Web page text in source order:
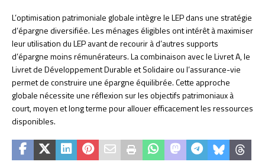
L’optimisation patrimoniale globale intègre le LEP dans une stratégie
d’épargne diversifiée. Les ménages éligibles ont intérêt à maximiser
leur utilisation du LEP avant de recourir à d’autres supports
d’épargne moins rémunérateurs. La combinaison avec le Livret A, le
Livret de Développement Durable et Solidaire ou l’assurance-vie
permet de construire une épargne équilibrée. Cette approche
globale nécessite une réflexion sur les objectifs patrimoniaux à
court, moyen et long terme pour allouer efficacement les ressources
disponibles.